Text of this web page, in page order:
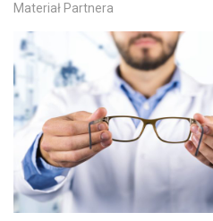
Materiał Partnera